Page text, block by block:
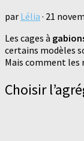
par Lélia · 21
Les cages à
certains modèles
Mais comment les
Choisir